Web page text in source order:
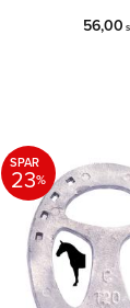
56,00
SPAR
23%